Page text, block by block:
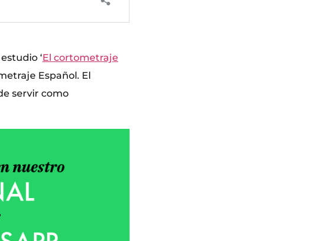
‘El cortometraje
Español. El
servir como